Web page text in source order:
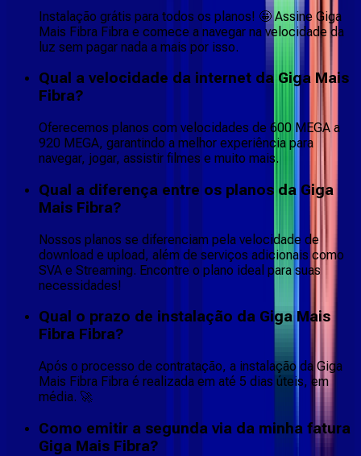
Instalação grátis para todos os planos! 🤩 Assine Giga
Mais Fibra Fibra e comece a navegar na velocidade da
luz sem pagar nada a mais por isso.
Qual a velocidade da internet da Giga Mais
Fibra?
Oferecemos planos com velocidades de 600 MEGA a
920 MEGA, garantindo a melhor experiência para
navegar, jogar, assistir filmes e muito mais.
Qual a diferença entre os planos da Giga
Mais Fibra?
Nossos planos se diferenciam pela velocidade de
download e upload, além de serviços adicionais como
SVA e Streaming. Encontre o plano ideal para suas
necessidades!
Qual o prazo de instalação da Giga Mais
Fibra Fibra?
Após o processo de contratação, a instalação da Giga
Mais Fibra Fibra é realizada em até 5 dias úteis, em
média. 🚀
Como emitir a segunda via da minha fatura
Giga Mais Fibra?